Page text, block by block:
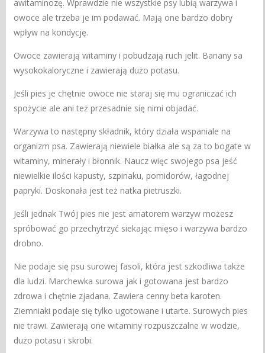
awitaminozę. Wprawdzie nie wszystkie psy lubią warzywa i
owoce ale trzeba je im podawać. Mają one bardzo dobry
wpływ na kondycję.
Owoce zawierają witaminy i pobudzają ruch jelit. Banany sa
wysokokaloryczne i zawierają dużo potasu.
Jeśli pies je chętnie owoce nie staraj się mu ograniczać ich
spożycie ale ani też przesadnie się nimi objadać.
Warzywa to następny składnik, który działa wspaniale na
organizm psa. Zawierają niewiele białka ale są za to bogate w
witaminy, minerały i błonnik. Naucz więc swojego psa jeść
niewielkie ilości kapusty, szpinaku, pomidorów, łagodnej
papryki. Doskonała jest też natka pietruszki.
Jeśli jednak Twój pies nie jest amatorem warzyw możesz
spróbować go przechytrzyć siekając mięso i warzywa bardzo
drobno.
Nie podaje się psu surowej fasoli, która jest szkodliwa także
dla ludzi. Marchewka surowa jak i gotowana jest bardzo
zdrowa i chętnie zjadana. Zawiera cenny beta karoten.
Ziemniaki podaje się tylko ugotowane i utarte. Surowych pies
nie trawi. Zawierają one witaminy rozpuszczalne w wodzie,
dużo potasu i skrobi.